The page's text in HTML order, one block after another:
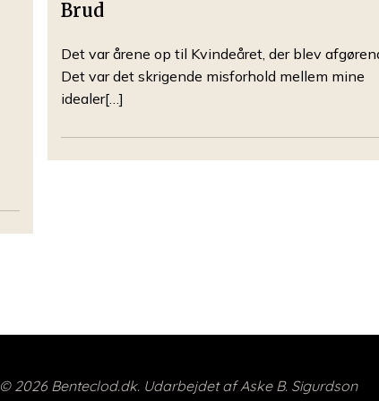
Brud
Det var årene op til Kvindeåret, der blev
Det var det skrigende misforhold mellem mine
idealer[…]
© 2026 Benteclod.dk. Udarbejdet af Aske B. Sigurdson